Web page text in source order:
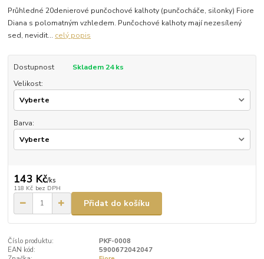
Průhledné 20denierové punčochové kalhoty (punčocháče, silonky) Fiore
Diana s polomatným vzhledem. Punčochové kalhoty mají nezesílený
sed, nevidit... celý popis
Dostupnost
Skladem 24 ks
Velikost:
Barva:
143 Kč/ks
118 Kč bez DPH
Přidat do košíku
Číslo produktu:
PKF-0008
EAN kód:
5900672042047